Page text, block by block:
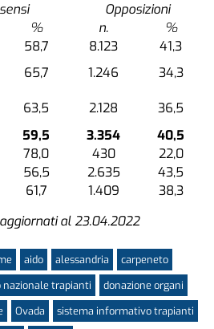
Opposizioni
% n.
%
58,7 8.123
41,3
65,7 1.246
34,3
63,5 2.128
36,5
59,5 3.354
40,5
78,0 430
22,0
56,5 2.635
43,5
61,7 1.409
38,3
al 23.04.2022
aido alessandria
carpeneto
nazionale trapianti
donazione organi
Ovada
sistema informativo trapianti